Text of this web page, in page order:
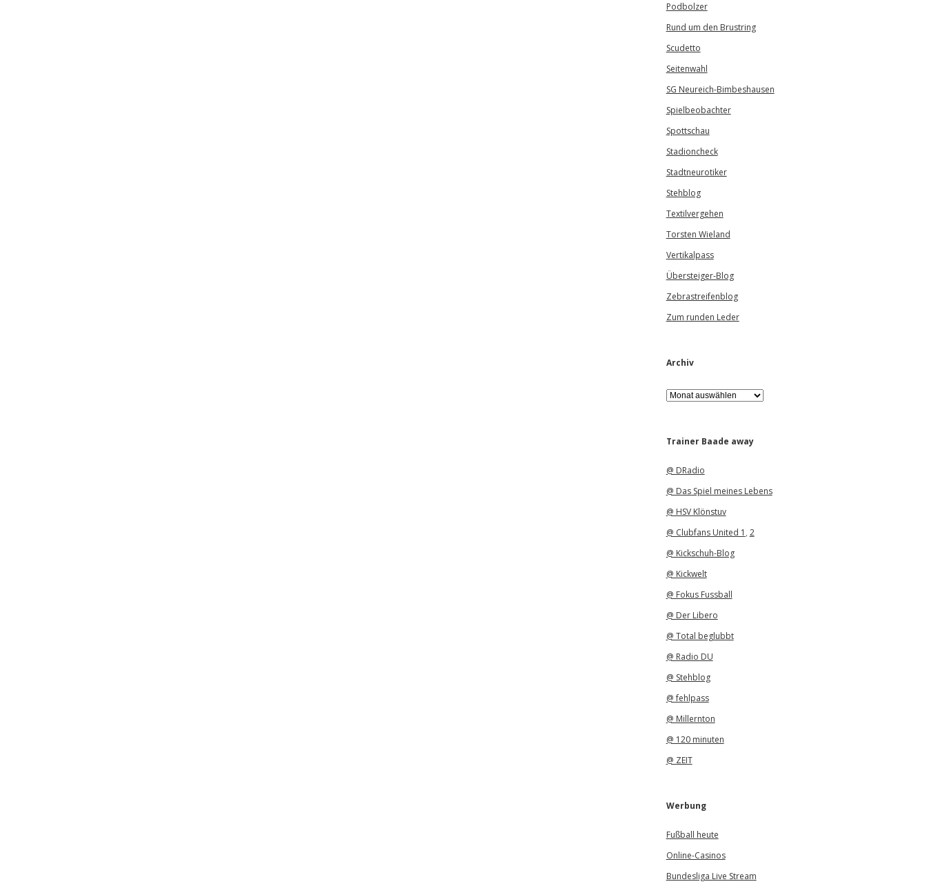
Podbolzer
Rund um den Brustring
Scudetto
Seitenwahl
SG Neureich-Bimbeshausen
Spielbeobachter
Spottschau
Stadioncheck
Stadtneurotiker
Stehblog
Textilvergehen
Torsten Wieland
Vertikalpass
Übersteiger-Blog
Zebrastreifenblog
Zum runden Leder
Archiv
A
r
iTrainer Baade away
@ DRadio
@ Das Spiel meines Lebens
@ HSV Klönstuv
@ Clubfans United 1 , 2
@ Kickschuh-Blog
@ Kickwelt
@ Fokus Fussball
@ Der Libero
@ Total beglubbt
@ Radio DU
@ Stehblog
@ fehlpass
@ Millernton
@ 120 minuten
@ ZEIT
Werbung
Fußball heute
Online-Casinos
Bundesliga Live Stream